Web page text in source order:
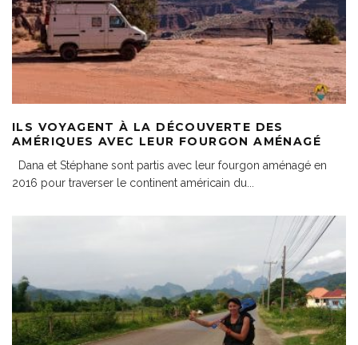
ILS VOYAGENT À LA DÉCOUVERTE DES
AMÉRIQUES AVEC LEUR FOURGON AMÉNAGÉ
Dana et Stéphane sont partis avec leur fourgon aménagé en
2016 pour traverser le continent américain du